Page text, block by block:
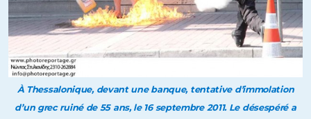
À Thessalonique, devant une banque, tentative d’immolation
d’un grec ruiné de 55 ans, le 16 septembre 2011. Le désespéré a